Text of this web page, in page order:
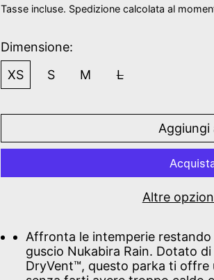
Tasse incluse. Spedizione calcolata al
Dimensione:
XS
S M L
Aggiungi
Altre
Affronta le intemperie
guscio Nukabira Rain. Dotato
DryVent™, questo parka ti